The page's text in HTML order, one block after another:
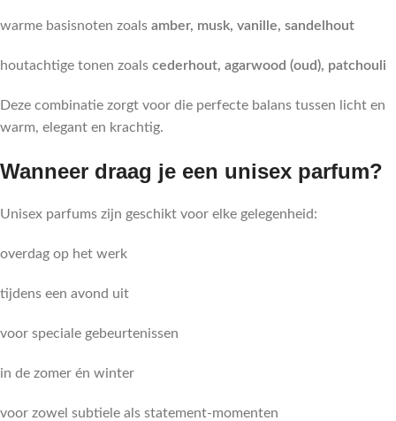
warme basisnoten zoals amber, musk, vanille, sandelhout
houtachtige tonen zoals cederhout, agarwood (oud), patchouli
Deze combinatie zorgt voor die perfecte balans tussen licht en
warm, elegant en krachtig.
Wanneer draag je een unisex parfum?
Unisex parfums zijn geschikt voor elke gelegenheid:
overdag op het werk
tijdens een avond uit
voor speciale gebeurtenissen
in de zomer én winter
voor zowel subtiele als statement-momenten